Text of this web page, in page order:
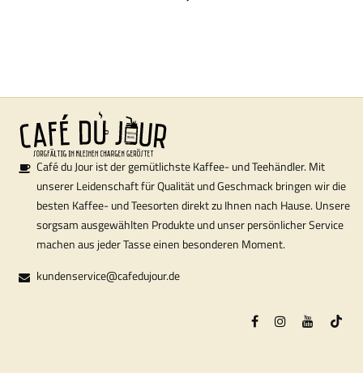
Café du Jour ist der gemütlichste Kaffee- und Teehändler. Mit
unserer Leidenschaft für Qualität und Geschmack bringen wir die
besten Kaffee- und Teesorten direkt zu Ihnen nach Hause. Unsere
sorgsam ausgewählten Produkte und unser persönlicher Service
machen aus jeder Tasse einen besonderen Moment.
kundenservice@cafedujour.de